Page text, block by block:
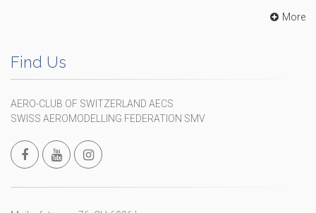
More
Find Us
AERO-CLUB OF SWITZERLAND AECS
SWISS AEROMODELLING FEDERATION SMV